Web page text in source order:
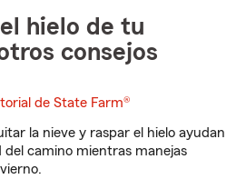
hielo de tu
consejos
de State Farm®
la nieve y raspar el hielo ayudan
del camino mientras manejas